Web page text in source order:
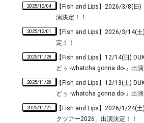
2025/12/04
【Fish and Lips】2026/3/8(日)
演決定！！
2025/12/01
【Fish and Lips】2026/3/14(
定！！
2025/11/28
【Fish and Lips】12/14(日)
どぅ -whatcha gonna do-』出演
2025/11/28
【Fish and Lips】12/13(土)
どぅ -whatcha gonna do-』出演
2025/11/21
【Fish and Lips】2026/1/24(
クツアー2026」出演決定！！